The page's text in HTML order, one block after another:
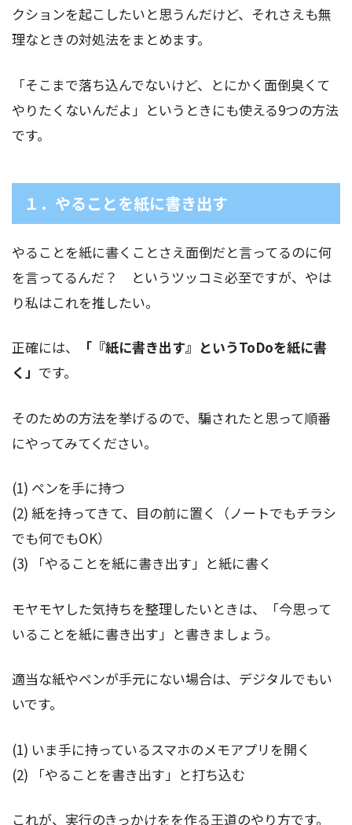
クションを起こしたいと思うんだけど、それさえも無
理なときの対処法をまとめます。
「そこまで落ち込んでないけど、とにかく面倒臭くて
やりたくないんだよ」というときにも使える9つの方法
です。
１．やることを紙に書き出す
やることを紙に書くことさえ面倒だと言ってるのに何
を言ってるんだ？ というツッコミ必至ですが、やは
り私はこれを推したい。
正確には、
「『紙に書き出す』というToDoを紙に書
く」 です。
そのための方法を挙げるので、騙されたと思って順番
にやってみてください。
(1) ペンを手に持つ
(2) 紙を持ってきて、目の前に置く（ノートでもチラシ
でも何でもOK）
(3) 「やることを紙に書き出す」と紙に書く
モヤモヤした気持ちを整理したいときは、「今思って
いることを紙に書き出す」と書きましょう。
適当な紙やペンが手元にない場合は、デジタルでもい
いです。
(1) いま手に持っているスマホのメモアプリを開く
(2) 「やることを書き出す」と打ち込む
これが、実行のきっかけをを作る王道のやり方です。